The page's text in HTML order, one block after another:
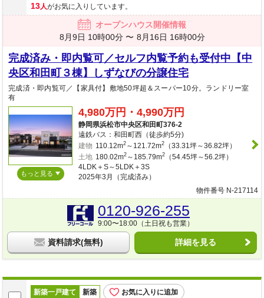
13人がお気に入りしています。
オープンハウス開催情報
8月9日 10時00分 〜 8月16日 16時00分
完成済み・即内覧可／セルフ内覧予約も受付中【中
央区和田町３棟】しずなびの分譲住宅
完成済・即内覧可／【家具付】敷地50坪超＆スーパー10分。ランドリー室
有
もっと見る
4,980万円・4,990万円
静岡県浜松市中央区和田町376-2
遠鉄バス：和田町西（徒歩約5分)
建物 110.12m2～121.72m2（33.31坪～36.82坪）
土地 180.02m2～185.79m2（54.45坪～56.2坪）
4LDK＋S～5LDK＋3S
2025年3月（完成済み）
物件番号 N-217114
0120-926-255
9:00〜18:00（土日祝も営業）
資料請求(無料) 詳細を見る
新築一戸建て 新築 お気に入りに追加